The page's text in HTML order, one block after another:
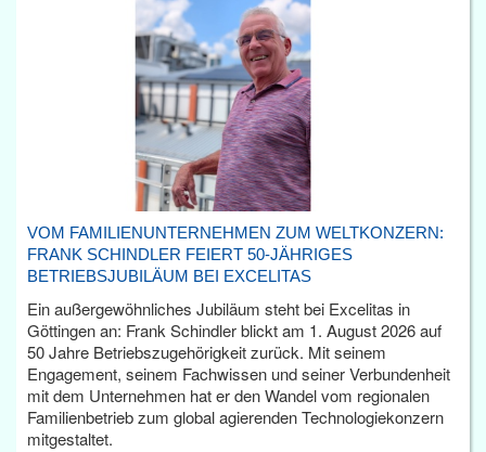
VOM FAMILIENUNTERNEHMEN ZUM WELTKONZERN:
FRANK SCHINDLER FEIERT 50-JÄHRIGES
BETRIEBSJUBILÄUM BEI EXCELITAS
Ein außergewöhnliches Jubiläum steht bei Excelitas in
Göttingen an: Frank Schindler blickt am 1. August 2026 auf
50 Jahre Betriebszugehörigkeit zurück. Mit seinem
Engagement, seinem Fachwissen und seiner Verbundenheit
mit dem Unternehmen hat er den Wandel vom regionalen
Familienbetrieb zum global agierenden Technologiekonzern
mitgestaltet.